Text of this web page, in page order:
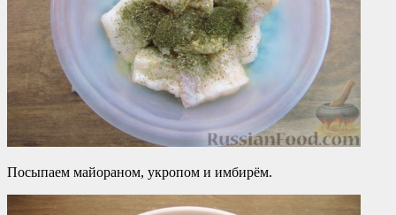
Посыпаем майораном, укропом и имбирём.